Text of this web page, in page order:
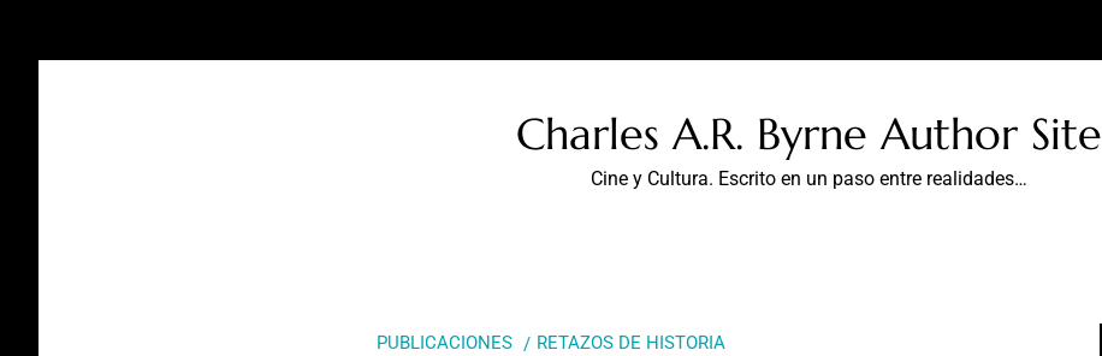
Charles A.R. Byrne Author Site
Cine y Cultura. Escrito en un paso entre realidades…
PUBLICACIONES RETAZOS DE HISTORIA